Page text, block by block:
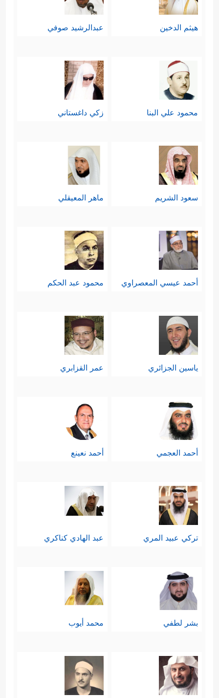
هيثم الدخين عبدالرشيد صوفي
محمود علي البنا زكي داغستاني
سعود الشريم ماهر المعيقلي
أحمد عيسي المعصراوي محمود عبد الحكم
ياسين الجزائري عمر القزابري
أحمد العجمي أحمد نعينع
تركي عبيد المري عبد الهادي كناكري
بشر لطفي محمد أيوب